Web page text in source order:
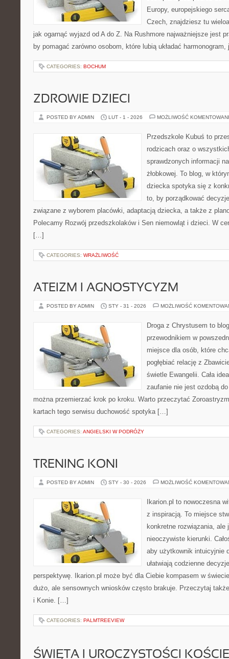
Europy, europejskiego
Czech, znajdziesz tu
jak ogarnąć wyjazd od A do Z. Na Rushmore najważniejsze jest
by pomagać zarówno osobom, które lubią układać
CATEGORIES: BOCHUM
ZDROWIE DZIECI
POSTED BY ADMIN LUT - 1 - 2026 MOŻLIWOŚĆ
Przedszkole Kubuś to
rodzicach oraz o
sprawdzonych informacji
żłobkowej. To blog, w
dziecka spotyka się z
to, by porządkować
związane z wyborem placówki, adaptacją dziecka, a także z
Polecamy Rozwój przedszkolaków i Sen niemowląt i dzieci. W
[…]
CATEGORIES: WRAŻLIWOŚĆ
ATEIZM I AGNOSTYCYZM
POSTED BY ADMIN STY - 31 - 2026 MOŻLIWOŚĆ
Droga z Chrystusem to
przewodnikiem w
miejsce dla osób, które
pogłębiać relację z
świetle Ewangelii. Cała
zaufanie nie jest ozdobą
można przemierzać krok po kroku. Warto przeczytać
kartach tego serwisu duchowość spotyka […]
CATEGORIES: ANGIELSKI W PODRÓŻY
TRENING KONI
POSTED BY ADMIN STY - 30 - 2026 MOŻLIWOŚĆ
Ikarion.pl to nowoczesna
z inspiracją. To miejsce
konkretne rozwiązania,
nieoczywiste kierunki.
aby użytkownik intuicyjnie
ułatwiają codzienne
perspektywę. Ikarion.pl może być dla Ciebie kompasem w
dużo, ale sensownych wniosków często brakuje. Przeczytaj
i Konie. […]
CATEGORIES: PALMTREEVIEW
ŚWIĘTA I UROCZYSTOŚCI